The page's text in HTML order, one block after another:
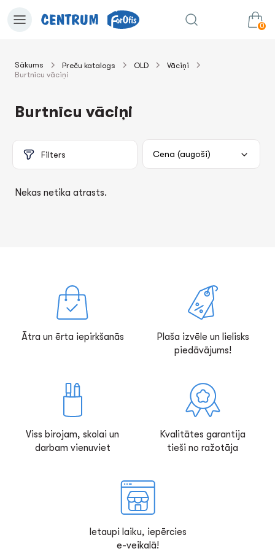
0
Sākums Preču katalogs OLD
Vāciņi
Burtnīcu vāciņi
Burtnīcu vāciņi
Filters
Nekas netika atrasts.
Ātra un ērta iepirkšanās
Plaša izvēle un lielisks
piedāvājums!
Viss birojam, skolai un
darbam vienuviet
Kvalitātes garantija
tieši no ražotāja
Ietaupi laiku, iepērcies
e-veikalā!